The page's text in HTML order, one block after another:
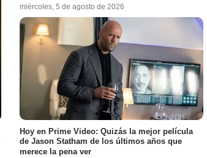
miércoles, 5 de agosto de 2026
Hoy en Prime Video: Quizás la mejor película
de Jason Statham de los últimos años que
merece la pena ver